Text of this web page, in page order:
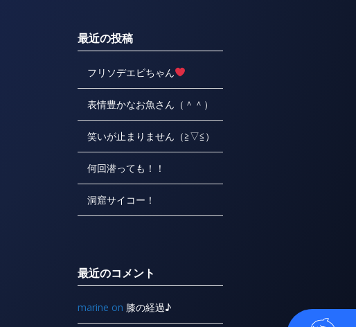
最近の投稿
フリソデエビちゃん
表情豊かなお魚さん（＾＾）
笑いが止まりません（≧▽≦）
何回潜っても！！
洞窟サイコー！
最近のコメント
marine on 膝の経過♪